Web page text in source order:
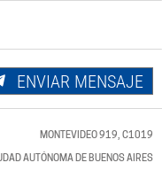
ENVIAR MENSAJE
MONTEVIDEO 919, C1019
AUTÓNOMA DE BUENOS AIRES